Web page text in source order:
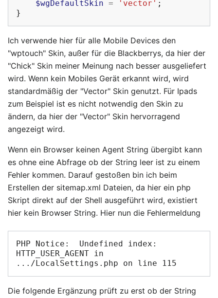
$wgDefaultSkin = 'vector' ;
}
Ich verwende hier für alle Mobile Devices den
"wptouch" Skin, außer für die Blackberrys, da hier der
"Chick" Skin meiner Meinung nach besser ausgeliefert
wird. Wenn kein Mobiles Gerät erkannt wird, wird
standardmäßig der "Vector" Skin genutzt. Für Ipads
zum Beispiel ist es nicht notwendig den Skin zu
ändern, da hier der "Vector" Skin hervorragend
angezeigt wird.
Wenn ein Browser keinen Agent String übergibt kann
es ohne eine Abfrage ob der String leer ist zu einem
Fehler kommen. Darauf gestoßen bin ich beim
Erstellen der sitemap.xml Dateien, da hier ein php
Skript direkt auf der Shell ausgeführt wird, existiert
hier kein Browser String. Hier nun die Fehlermeldung
PHP Notice:  Undefined index:
HTTP_USER_AGENT in
Die folgende Ergänzung prüft zu erst ob der String